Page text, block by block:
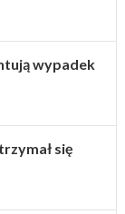
wypadek
się